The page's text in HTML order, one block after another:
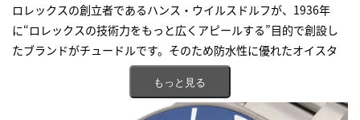
ロレックスの創立者であるハンス・ウイルスドルフが、1936年
に“ロレックスの技術力をもっと広くアピールする”目的で創設し
たブランドがチュードルです。そのため防水性に優れたオイスタ
ーケースや高品質なブレスレットなど多数のパーツ類でロレック
スと同じものが採用されていました。ロレックス譲りのタフで高
性能な時計を作り出しつつ、ロレックスには無い斬新なカラーリン
もっと見る